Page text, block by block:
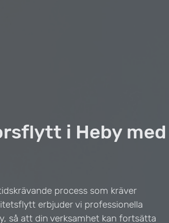
i Heby med
process som kräver
erbjuder vi professionella
så att din verksamhet kan fortsätta